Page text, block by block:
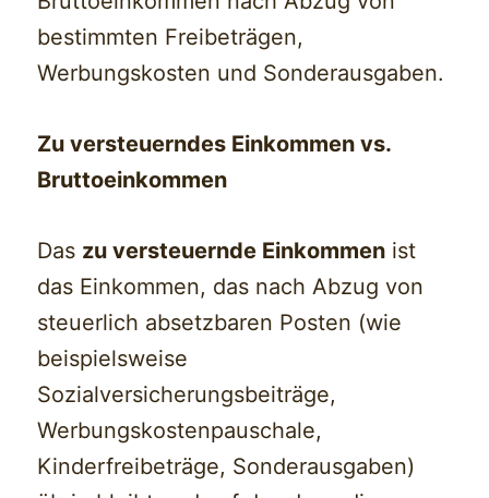
bestimmten Freibeträgen,
Werbungskosten und Sonderausgaben.
Zu versteuerndes Einkommen vs.
Bruttoeinkommen
Das zu versteuernde Einkommen ist
das Einkommen, das nach Abzug von
steuerlich absetzbaren Posten (wie
beispielsweise
Sozialversicherungsbeiträge,
Werbungskostenpauschale,
Kinderfreibeträge, Sonderausgaben)